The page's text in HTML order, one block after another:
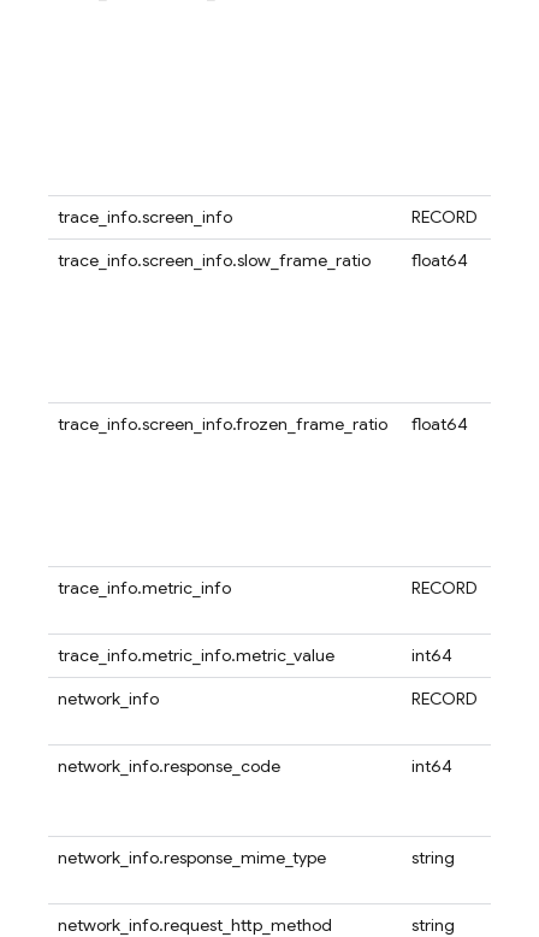
trace_info.screen_info
RECORD
trace_info.screen_info.slow_frame_ratio
float64
trace_info.screen_info.frozen_frame_ratio float64
trace_info.metric_info RECORD
trace_info.metric_info.metric_value
int64
network_info
RECORD
network_info.response_code int64
network_info.response_mime_type string
network_info.request_http_method string